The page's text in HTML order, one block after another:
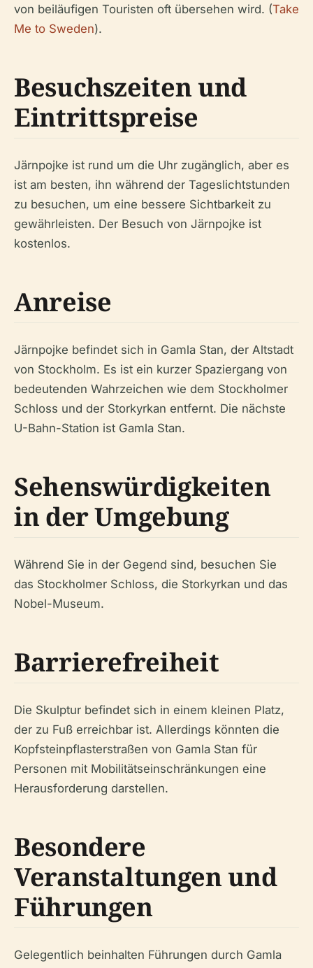
von beiläufigen Touristen oft übersehen wird. (Take
Me to Sweden).
Besuchszeiten und
Eintrittspreise
Järnpojke ist rund um die Uhr zugänglich, aber es
ist am besten, ihn während der Tageslichtstunden
zu besuchen, um eine bessere Sichtbarkeit zu
gewährleisten. Der Besuch von Järnpojke ist
kostenlos.
Anreise
Järnpojke befindet sich in Gamla Stan, der Altstadt
von Stockholm. Es ist ein kurzer Spaziergang von
bedeutenden Wahrzeichen wie dem Stockholmer
Schloss und der Storkyrkan entfernt. Die nächste
U-Bahn-Station ist Gamla Stan.
Sehenswürdigkeiten
in der Umgebung
Während Sie in der Gegend sind, besuchen Sie
das Stockholmer Schloss, die Storkyrkan und das
Nobel-Museum.
Barrierefreiheit
Die Skulptur befindet sich in einem kleinen Platz,
der zu Fuß erreichbar ist. Allerdings könnten die
Kopfsteinpflasterstraßen von Gamla Stan für
Personen mit Mobilitätseinschränkungen eine
Herausforderung darstellen.
Besondere
Veranstaltungen und
Führungen
Gelegentlich beinhalten Führungen durch Gamla